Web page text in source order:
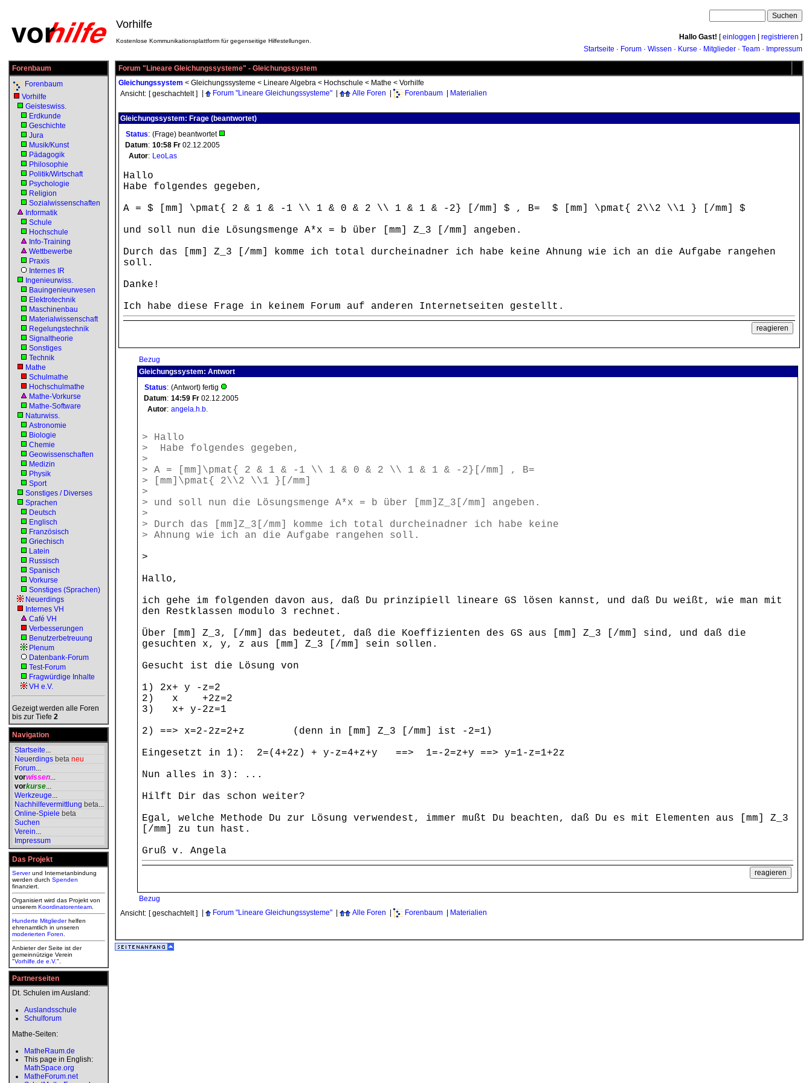
Vorhilfe
Kostenlose Kommunikationsplattform für gegenseitige Hilfestellungen. Hallo Gast! [einloggen registrieren ]
Startseite · Forum · Wissen · Kurse · Mitglieder · Team · Impressum
Forenbaum
Forenbaum
Vorhilfe
Geisteswiss.
Erdkunde
Geschichte
Jura
Musik/Kunst
Pädagogik
Philosophie
Politik/Wirtschaft
Psychologie
Religion
Sozialwissenschaften
Informatik
Schule
Hochschule
Info-Training
Wettbewerbe
Praxis
Internes IR
Ingenieurwiss.
Bauingenieurwesen
Elektrotechnik
Maschinenbau
Materialwissenschaft
Regelungstechnik
Signaltheorie
Sonstiges
Technik
Mathe
Schulmathe
Hochschulmathe
Mathe-Vorkurse
Mathe-Software
Naturwiss.
Astronomie
Biologie
Chemie
Geowissenschaften
Medizin
Physik
Sport
Sonstiges / Diverses
Sprachen
Deutsch
Englisch
Französisch
Griechisch
Latein
Russisch
Spanisch
Vorkurse
Sonstiges (Sprachen)
Neuerdings
Internes VH
Café VH
Verbesserungen
Benutzerbetreuung
Plenum
Datenbank-Forum
Test-Forum
Fragwürdige Inhalte
VH e.V.
Gezeigt werden alle Foren
bis zur Tiefe 2
Navigation
Startseite...
Neuerdings beta neu
Forum...
vorwissen...
vorkurse...
Werkzeuge...
Nachhilfevermittlung beta...
Online-Spiele beta
Suchen
Verein...
Impressum
Das Projekt
Serverund Internetanbindung
werden durch Spenden
finanziert.
Organisiert wird das Projekt von
unserem Koordinatorenteam
Hunderte Mitgliederhelfen
ehrenamtlich in unseren
moderierten Foren
Anbieter der Seite ist der
gemeinnützige Verein
"Vorhilfe.de e.V.".
Partnerseiten
Dt. Schulen im Ausland:
Auslandsschule
Schulforum
Mathe-Seiten:
MatheRaum.de
This page in English:
MathSpace.org
MatheForum.net
Forum "Lineare Gleichungssysteme" - Gleichungssystem
Gleichungssystem < Gleichungssysteme < Lineare Algebra < Hochschule < Mathe < Vorhilfe
Ansicht: [ geschachtelt ] Forum "Lineare Gleichungssysteme" Alle Foren Forenbaum Materialien
Gleichungssystem: Frage (beantwortet)
Status: (Frage) beantwortet
Datum: 10:58 Fr 02.12.2005
Autor: LeoLas
Hallo
Habe folgendes gegeben,
A = $ [mm] \pmat{ 2 & 1 & -1 \\ 1 & 0 & 2 \\ 1 & 1 & -2} [/mm] $ , B= $ [mm] \pmat{ 2\\2 \\1 } [/mm] $
und soll nun die Lösungsmenge A*x = b über [mm] Z_3 [/mm] angeben.
Durch das [mm] Z_3 [/mm] komme ich total durcheinadner ich habe keine Ahnung wie ich an die Aufgabe rangehen
soll.
Danke!
Ich habe diese Frage in keinem Forum auf anderen Internetseiten gestellt.
Bezug
Gleichungssystem: Antwort
Status: (Antwort) fertig
Datum: 14:59 Fr 02.12.2005
Autor: angela.h.b.
> Hallo
> Habe folgendes gegeben,
>
> A = [mm]\pmat{ 2 & 1 & -1 \\ 1 & 0 & 2 \\ 1 & 1 & -2}[/mm] , B=
> [mm]\pmat{ 2\\2 \\1 }[/mm]
>
> und soll nun die Lösungsmenge A*x = b über [mm]Z_3[/mm] angeben.
>
> Durch das [mm]Z_3[/mm] komme ich total durcheinadner ich habe keine
> Ahnung wie ich an die Aufgabe rangehen soll.
>
Hallo,
ich gehe im folgenden davon aus, daß Du prinzipiell lineare GS lösen kannst, und daß Du weißt, wie man mit
den Restklassen modulo 3 rechnet.
Über [mm] Z_3, [/mm] das bedeutet, daß die Koeffizienten des GS aus [mm] Z_3 [/mm] sind, und daß die
gesuchten x, y, z aus [mm] Z_3 [/mm] sein sollen.
Gesucht ist die Lösung von
1) 2x+ y -z=2
2) x +2z=2
3) x+ y-2z=1
2) ==> x=2-2z=2+z (denn in [mm] Z_3 [/mm] ist -2=1)
Eingesetzt in 1): 2=(4+2z) + y-z=4+z+y ==> 1=-2=z+y ==> y=1-z=1+2z
Nun alles in 3): ...
Hilft Dir das schon weiter?
Egal, welche Methode Du zur Lösung verwendest, immer mußt Du beachten, daß Du es mit Elementen aus [mm] Z_3
[/mm] zu tun hast.
Gruß v. Angela
Bezug
Ansicht: [ geschachtelt ] Forum "Lineare Gleichungssysteme" Alle Foren Forenbaum Materialien